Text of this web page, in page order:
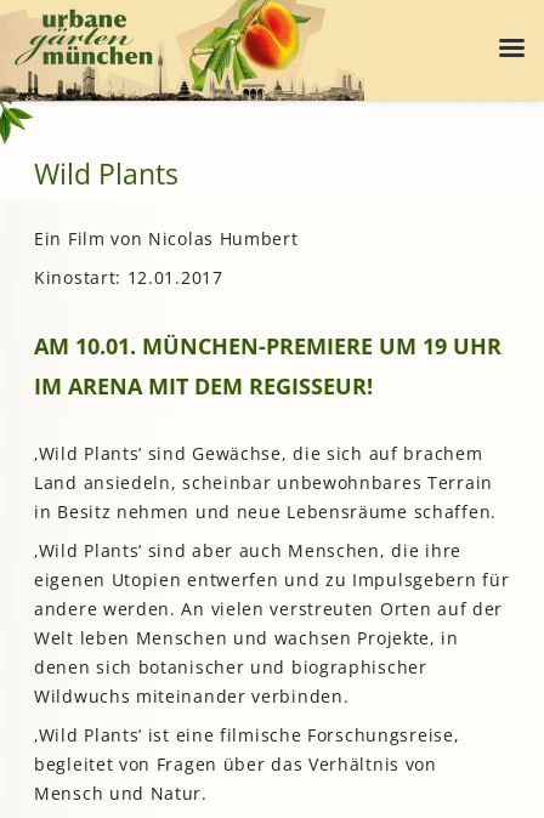
Wild Plants
Ein Film von Nicolas Humbert
Kinostart: 12.01.2017
AM 10.01. MÜNCHEN-PREMIERE UM 19 UHR
IM ARENA MIT DEM REGISSEUR!
‚Wild Plants’ sind Gewächse, die sich auf brachem
Land ansiedeln, scheinbar unbewohnbares Terrain
in Besitz nehmen und neue Lebensräume schaffen.
‚Wild Plants’ sind aber auch Menschen, die ihre
eigenen Utopien entwerfen und zu Impulsgebern für
andere werden. An vielen verstreuten Orten auf der
Welt leben Menschen und wachsen Projekte, in
denen sich botanischer und biographischer
Wildwuchs miteinander verbinden.
‚Wild Plants’ ist eine filmische Forschungsreise,
begleitet von Fragen über das Verhältnis von
Mensch und Natur.